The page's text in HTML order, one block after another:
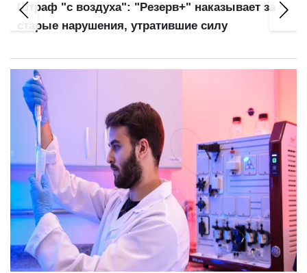
Штраф "с воздуха": "Резерв+" наказывает за
старые нарушения, утратившие силу